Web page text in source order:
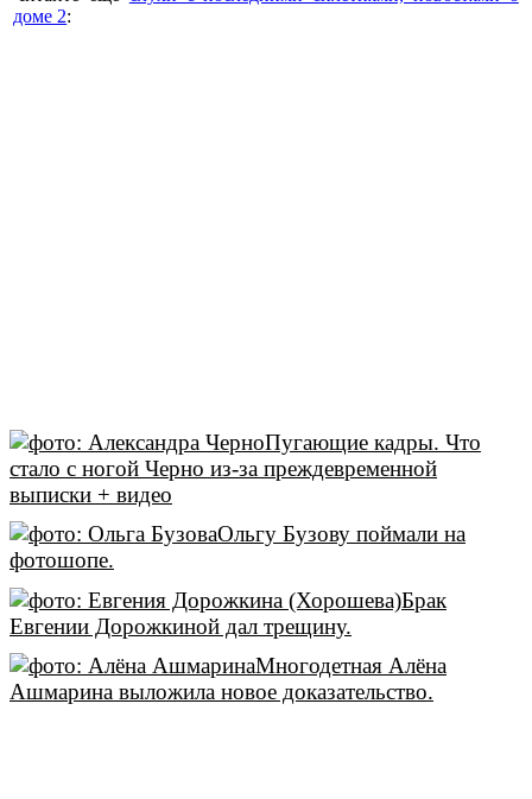
доме 2:
Пугающие кадры. Что
стало с ногой Черно из-за преждевременной
выписки + видео
Ольгу Бузову поймали на
фотошопе.
Брак
Евгении Дорожкиной дал трещину.
Многодетная Алёна
Ашмарина выложила новое доказательство.